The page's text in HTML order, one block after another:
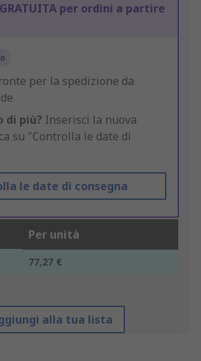
per ordini a partire
per la spedizione da
di più? Inserisci la nuova
su "Controlla le date di
le date di consegna
Per unità
77,27 €
alla tua lista